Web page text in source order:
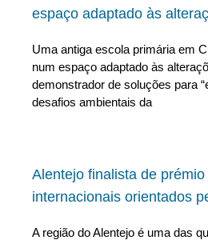
espaço adaptado às
Uma antiga escola primária em
num espaço adaptado às
demonstrador de soluções para
desafios ambientais da
Alentejo finalista de
internacionais orientados
A região do Alentejo é uma das